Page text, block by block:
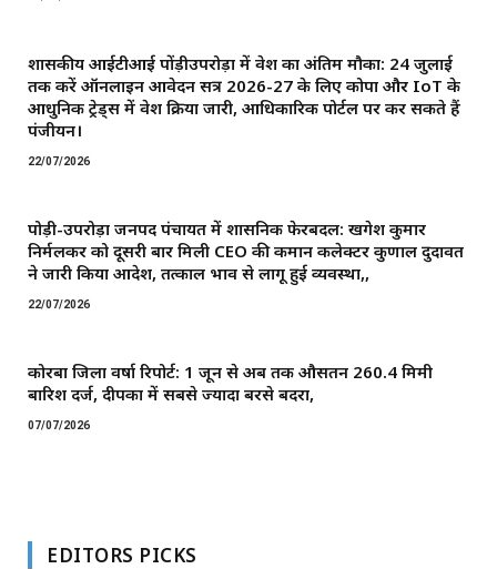
शासकीय आईटीआई पोंड़ीउपरोड़ा में प्रवेश का अंतिम मौका: 24 जुलाई
तक करें ऑनलाइन आवेदन सत्र 2026-27 के लिए कोपा और IoT के
आधुनिक ट्रेड्स में प्रवेश प्रक्रिया जारी, आधिकारिक पोर्टल पर कर सकते हैं
पंजीयन।
22/07/2026
पोड़ी-उपरोड़ा जनपद पंचायत में प्रशासनिक फेरबदल: खगेश कुमार
निर्मलकर को दूसरी बार मिली CEO की कमान ​कलेक्टर कुणाल दुदावत
ने जारी किया आदेश, तत्काल प्रभाव से लागू हुई व्यवस्था,,
22/07/2026
कोरबा जिला वर्षा रिपोर्ट: 1 जून से अब तक औसतन 260.4 मिमी
बारिश दर्ज, दीपका में सबसे ज्यादा बरसे बदरा,
07/07/2026
EDITORS PICKS